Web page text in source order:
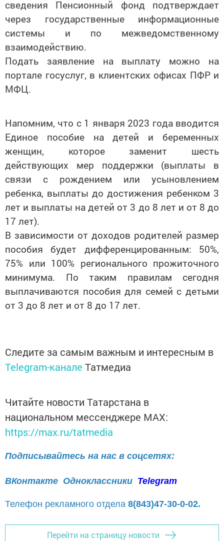
сведения Пенсионный фонд подтверждает
через государственные информационные
системы и по межведомственному
взаимодействию.
Подать заявление на выплату можно на
портале госуслуг, в клиентских офисах ПФР и
МФЦ.
Напомним, что с 1 января 2023 года вводится
Единое пособие на детей и беременных
женщин, которое заменит шесть
действующих мер поддержки (выплаты в
связи с рождением или усыновлением
ребенка, выплаты до достижения ребенком 3
лет и выплаты на детей от 3 до 8 лет и от 8 до
17 лет).
В зависимости от доходов родителей размер
пособия будет дифференцированным: 50%,
75% или 100% регионального прожиточного
минимума. По таким правилам сегодня
выплачиваются пособия для семей с детьми
от 3 до 8 лет и от 8 до 17 лет.
Следите за самым важным и интересным в
Telegram-канале Татмедиа
Читайте новости Татарстана в
национальном мессенджере MАХ:
https://max.ru/tatmedia
Подписывайтесь на нас в соцсетях:
ВКонтакте Одноклассники Telegram
Телефон рекламного отдела 8(843)47-30-0-02.
Перейти на страницу новости